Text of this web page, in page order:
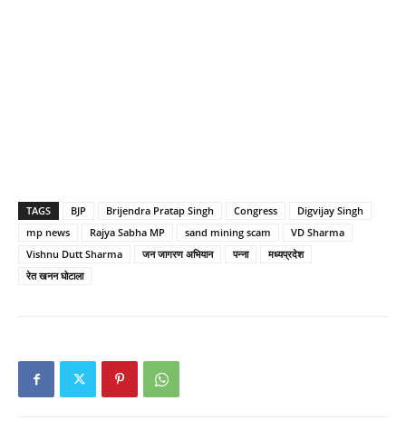
TAGS BJP Brijendra Pratap Singh Congress
Digvijay Singh
mp news
Rajya Sabha MP sand mining scam
VD Sharma
Vishnu Dutt Sharma
जन जागरण अभियान पन्ना
मध्यप्रदेश
रेत खनन घोटाला